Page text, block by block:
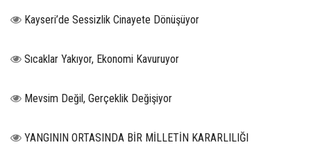
Kayseri’de Sessizlik Cinayete Dönüşüyor
Sıcaklar Yakıyor, Ekonomi Kavuruyor
Mevsim Değil, Gerçeklik Değişiyor
YANGININ ORTASINDA BİR MİLLETİN KARARLILIĞI